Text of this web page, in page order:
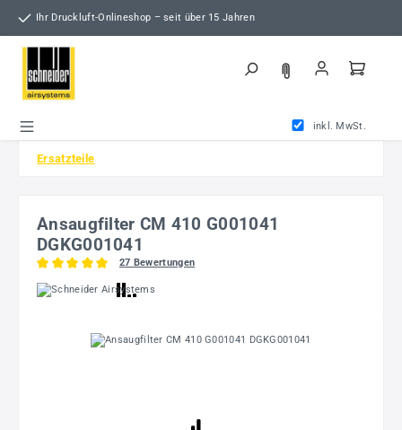
Zum Hauptinhalt springen
Ihr Druckluft-Onlineshop – seit über 15 Jahren
inkl. MwSt.
Ersatzteile
Ansaugfilter CM 410 G001041
DGKG001041
Durchschnittliche Bewertung von 5 von 5 Sternen
27 Bewertungen
Bildergalerie überspringen